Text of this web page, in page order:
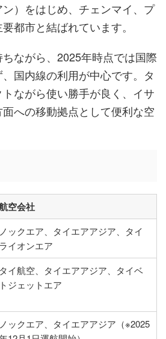
）をはじめ、チェンマイ、プ
都市と結ばれています。
ながら、2025年時点では国際
国内線の利用が中心です。タ
ながら使い勝手が良く、イサ
への移動拠点として便利な空
空会社
ノックエア、タイエアアジア、タイ
ライオンエア
タイ航空、タイエアアジア、タイベ
トジェットエア
ノックエア、タイエアアジア（※2025